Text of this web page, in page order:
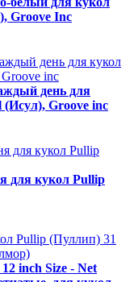
Groove Inc
день для
Groove inc
для кукол Pullip
inch Size - Net